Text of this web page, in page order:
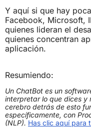
Y aquí si que hay
Facebook, Microsoft,
quienes lideran el
quienes concentran
aplicación.
Resumiendo:
Un ChatBot es un
interpretar lo que dices y
cerebro detrás de esto
específicamente, con
(NLP). Has clic aquí para